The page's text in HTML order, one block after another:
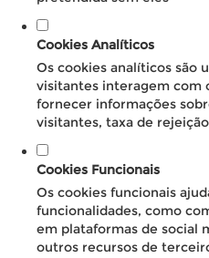
Cookies Analíticos
Os cookies analíticos são
visitantes interagem com
fornecer informações
visitantes, taxa de
Cookies Funcionais
Os cookies funcionais
funcionalidades, como
em plataformas de social
outros recursos de